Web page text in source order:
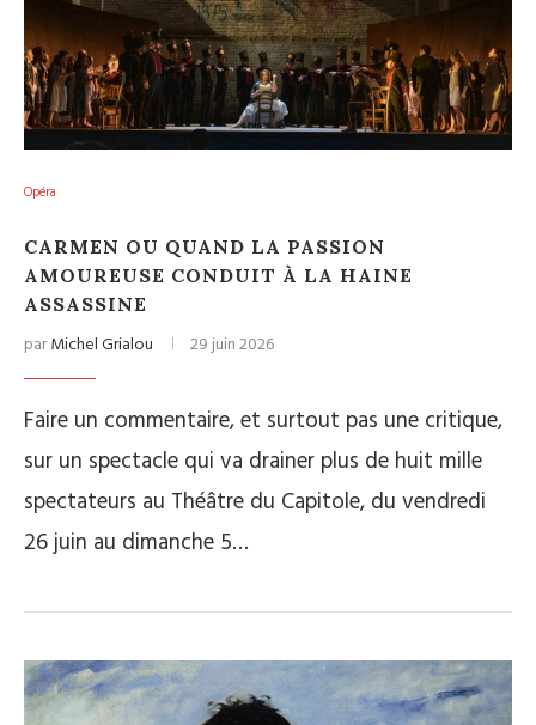
Opéra
CARMEN OU QUAND LA PASSION
AMOUREUSE CONDUIT À LA HAINE
ASSASSINE
parMichel Grialou 29 juin 2026
Faire un commentaire, et surtout pas une critique,
sur un spectacle qui va drainer plus de huit mille
spectateurs au Théâtre du Capitole, du vendredi
26 juin au dimanche 5…